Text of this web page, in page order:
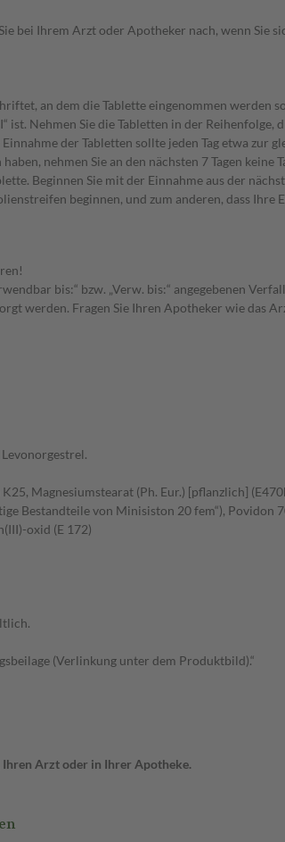
bei Ihrem Arzt oder Apotheker nach, wenn Sie
an dem die Tablette eingenommen werden
Nehmen Sie die Tabletten in der Reihenfolge,
der Tabletten sollte jeden Tag etwa zur
nehmen Sie an den nächsten 7 Tagen
Beginnen Sie mit der Einnahme aus der
beginnen, und zum anderen, dass
bis:“ bzw. „Verw. bis:“ angegebenen
werden. Fragen Sie Ihren Apotheker wie das
Magnesiumstearat (Ph. Eur.) [pflanzlich]
Bestandteile von Minisiston 20 fem“), Povidon
oxid (E 172)
(Verlinkung unter dem Produktbild).“
Ihren Arzt oder in Ihrer Apotheke.